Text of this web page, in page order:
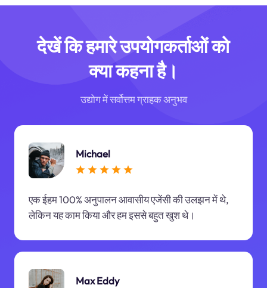
देखें कि हमारे उपयोगकर्ताओं को
क्या कहना है।
उद्योग में सर्वोत्तम ग्राहक अनुभव
Michael
एक ईहम 100% अनुपालन आवासीय एजेंसी की उलझन में थे,
लेकिन यह काम किया और हम इससे बहुत खुश थे।
Max Eddy